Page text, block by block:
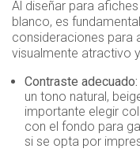
Al diseñar para
blanco, es
consideraciones para
visualmente atractivo
Contraste adecuado:
un tono natural,
importante elegir
con el fondo para
si se opta por